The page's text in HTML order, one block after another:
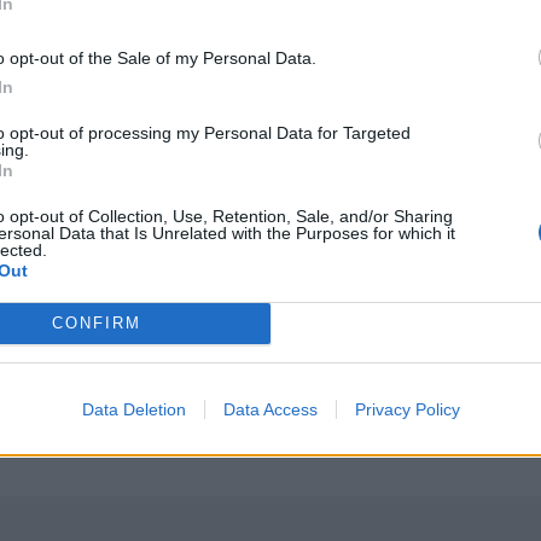
opt-out of the Sale of my Personal Data.
opt-out of processing my Personal Data for Targeted
opt-out of Collection, Use, Retention, Sale, and/or Sharing
Data that Is Unrelated with the Purposes for which it
CONFIRM
Data Deletion Data Access Privacy Policy
νομοσχεδίου ιδιοκτησίας
κινητοποίησης κατά νομοσχεδίου ιδιοκτησίας
Xειροπέδες σε 16χρονο στη Φλωρεντία για την
Xειροπέδες σε 16χρονο στη
Φλωρεντία για την κατηγορία
του και 6 άτομα σε σχολείο
- Εκτέλεσε τους παππούδες του και 6 άτομα σε σχολείο
Ξεπέρασαν τις 4.000 τα κρούσματα Εμπολα στο Κονγκό
ΚΟΣΜΟΣ
Ξεπέρασαν τις 4.000 τα κρούσματα
Ξεπέρασαν τις 4.000 τα